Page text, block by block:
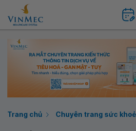
Trang chủ Chuyên trang sức khoẻ